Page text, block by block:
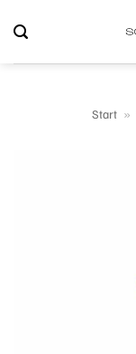
Inhalt
springen
Start »